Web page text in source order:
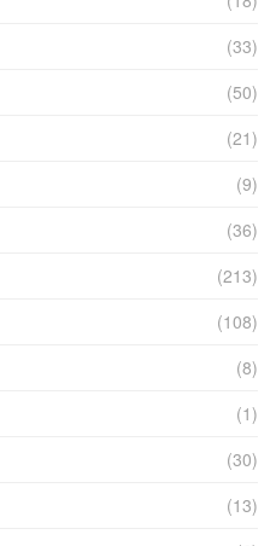
(33)
(50)
(21)
(9)
(36)
(213)
(108)
(8)
(1)
(30)
(13)